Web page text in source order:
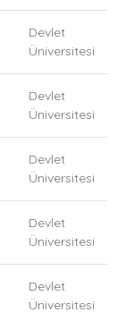
Devlet
Üniversitesi
Devlet
Üniversitesi
Devlet
Üniversitesi
Devlet
Üniversitesi
Devlet
Üniversitesi